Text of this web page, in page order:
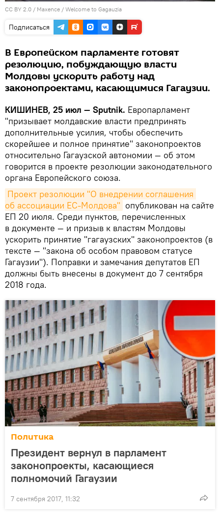
CC BY 2.0 / Maxence / Welcome to Gagauzia
Подписаться
В Европейском парламенте готовят
резолюцию, побуждающую власти
Молдовы ускорить работу над
законопроектами, касающимися Гагаузии.
КИШИНЕВ, 25 июл — Sputnik. Европарламент
"призывает молдавские власти предпринять
дополнительные усилия, чтобы обеспечить
скорейшее и полное принятие" законопроектов
относительно Гагаузской автономии — об этом
говорится в проекте резолюции законодательного
органа Европейского союза.
Проект резолюции "О внедрении соглашения
об ассоциации ЕС-Молдова" опубликован на сайте
ЕП 20 июля. Среди пунктов, перечисленных
в документе — и призыв к властям Молдовы
ускорить принятие "гагаузских" законопроектов (в
тексте — "закона об особом правовом статусе
Гагаузии"). Поправки и замечания депутатов ЕП
должны быть внесены в документ до 7 сентября
2018 года.
Политика
Президент вернул в парламент
законопроекты, касающиеся
полномочий Гагаузии
7 сентября 2017, 11:32